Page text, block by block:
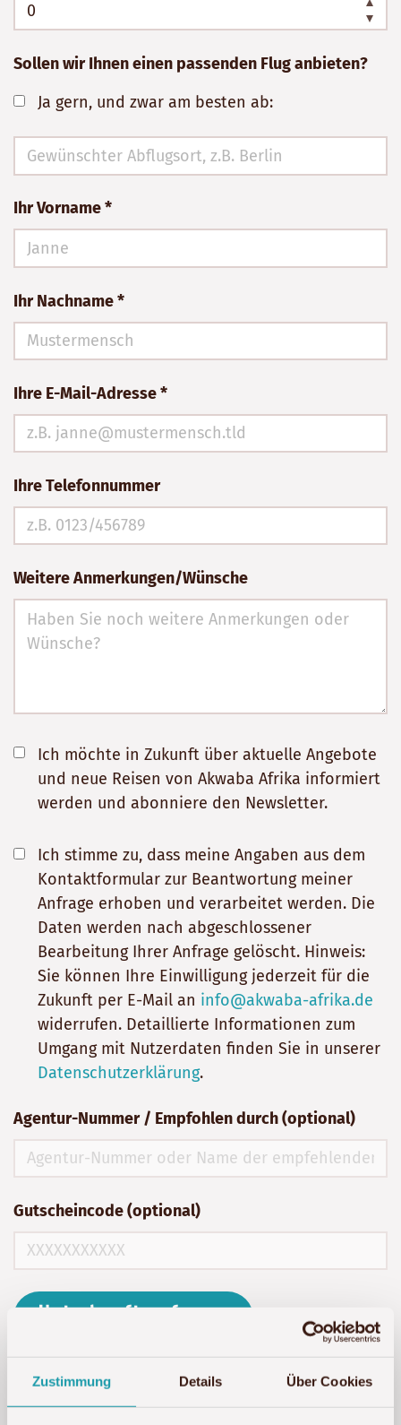
Zustimmung Details Über Cookies
Sollen wir Ihnen einen passenden Flug anbieten?
Ja gern, und zwar am besten ab:
Ihr Vorname *
Ihr Nachname *
Ihre E-Mail-Adresse *
Ihre Telefonnummer
Weitere Anmerkungen/Wünsche
Ich möchte in Zukunft über aktuelle Angebote
und neue Reisen von Akwaba Afrika informiert
werden und abonniere den Newsletter.
Ich stimme zu, dass meine Angaben aus dem
Kontaktformular zur Beantwortung meiner
Anfrage erhoben und verarbeitet werden. Die
Daten werden nach abgeschlossener
Bearbeitung Ihrer Anfrage gelöscht. Hinweis:
Sie können Ihre Einwilligung jederzeit für die
Zukunft per E-Mail an info@akwaba-afrika.de
widerrufen. Detaillierte Informationen zum
Umgang mit Nutzerdaten finden Sie in unserer
Datenschutzerklärung.
Agentur-Nummer / Empfohlen durch (optional)
Gutscheincode (optional)